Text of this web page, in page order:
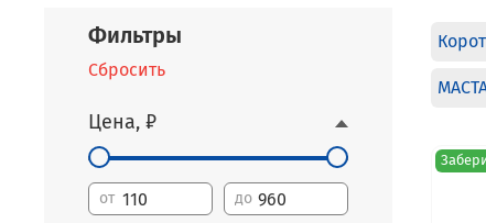
Фильтры
Сбросить
Цена, ₽
от до